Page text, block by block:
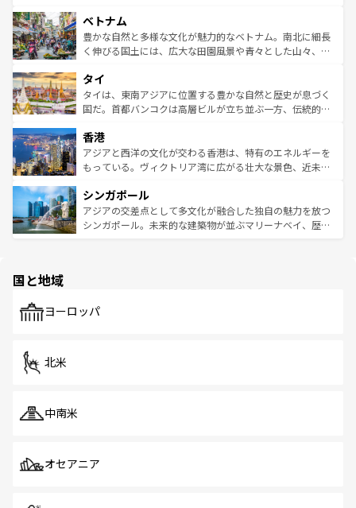
参照してほしい。
容にもいいと評判のスイーツなど、バラエティ豊かな料理
が味わえる。 なお、新着の台湾情報は コンテンツ一覧を参
照してほしい。
き、地方に足を延ばせば四季折々の自然美を楽しむことが
できる。そして、キムチや焼肉、絶品のストリートフード
まで、さまざまな韓国料理が待っている。夜には、韓国な
リティに包まれながら、韓国の多彩な魅力を心ゆくまで味
わってみてほしい。 なお、新着の韓国情報はコンテンツ一
覧を参照してほしい。
ベトナム
豊かな自然と多様な文化が魅力的なベトナム。南北に細長
く伸びる国土には、広大な田園風景や青々とした山々、世
急速な発展と共に伝統が息づく。ハノイの古い町並みやホ
ーチミン市のフランス統治時代の建物も、独特の雰囲気を
醸し出している。また、バラエティの豊かさとおいしさで
とつ。フォーやバインミー、ベトナムコーヒーなどは、ぜ
ひ現地で味わいたい。どの地域を訪れてもあたたかい人々
が旅行者を迎えてくれるので、きっと忘れられない旅にな
参照してほしい。
タイ
タイは、東南アジアに位置する豊かな自然と歴史が息づく
国だ。首都バンコクは高層ビルが立ち並ぶ一方、伝統的な
の活気が交差している。北部ではチェンマイなどの山岳地
帯で自然と触れ合い、南部ではプーケットやクラビの美し
いビーチでリゾート気分を楽しむことができる。タイ料理
激する。気候は一年中温暖で、どの季節にも異なる楽しみ
が待っている。親しみやすいタイの人々、仏教を中心とし
た文化、そして多様な観光資源が、訪れる旅人を魅了し続
香港
アジアと西洋の文化が交わる香港は、特有のエネルギーを
もっている。ヴィクトリア湾に広がる壮大な景色、近未来
み、どこを訪れても感動するはず。観光スポットが密集し
ており、効率よく見どころを回れるのも魅力。息をのむよ
うな絶景から文化的な体験まで、香港を存分に楽しみ尽く
シンガポール
アジアの交差点として多文化が融合した独自の魅力を放つ
シンガポール。未来的な建築物が並ぶマリーナベイ、歴史
で、ホーカーズは地元の風情を楽しめる外せないスポット
国と地域
ヨーロッパ
北米
中南米
オセアニア